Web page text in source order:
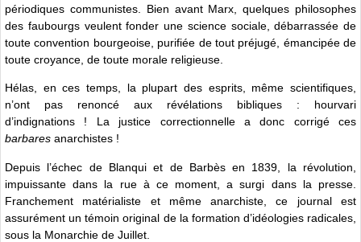
périodiques communistes. Bien avant Marx, quelques philosophes
des faubourgs veulent fonder une science sociale, débarrassée de
toute convention bourgeoise, purifiée de tout préjugé, émancipée de
toute croyance, de toute morale religieuse.
Hélas, en ces temps, la plupart des esprits, même scientifiques,
n’ont pas renoncé aux révélations bibliques : hourvari
d’indignations ! La justice correctionnelle a donc corrigé ces
barbares anarchistes !
Depuis l’échec de Blanqui et de Barbès en 1839, la révolution,
impuissante dans la rue à ce moment, a surgi dans la presse.
Franchement matérialiste et même anarchiste, ce journal est
assurément un témoin original de la formation d’idéologies radicales,
sous la Monarchie de Juillet.